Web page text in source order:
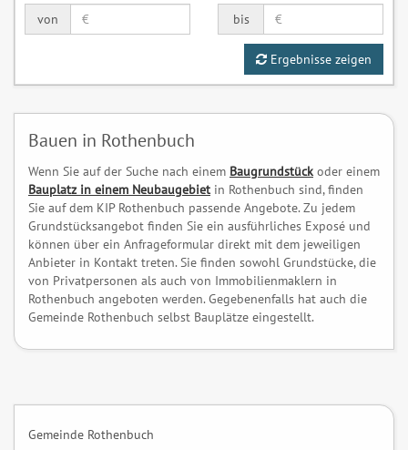
von
bis
Ergebnisse zeigen
Bauen in Rothenbuch
Wenn Sie auf der Suche nach einem Baugrundstück oder einem
Bauplatz in einem Neubaugebiet in Rothenbuch sind, finden
Sie auf dem KIP Rothenbuch passende Angebote. Zu jedem
Grundstücksangebot finden Sie ein ausführliches Exposé und
können über ein Anfrageformular direkt mit dem jeweiligen
Anbieter in Kontakt treten. Sie finden sowohl Grundstücke, die
von Privatpersonen als auch von Immobilienmaklern in
Rothenbuch angeboten werden. Gegebenenfalls hat auch die
Gemeinde Rothenbuch selbst Bauplätze eingestellt.
Gemeinde Rothenbuch